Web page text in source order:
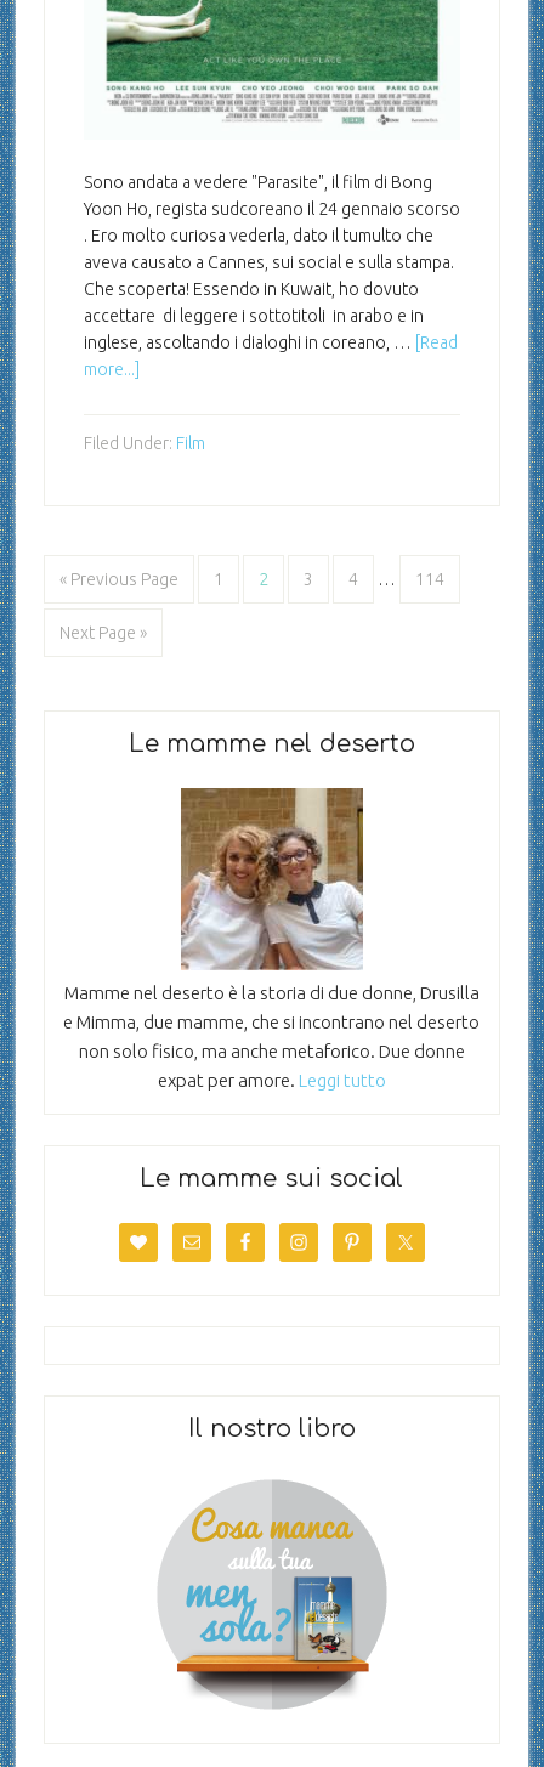
Sono andata a vedere "Parasite", il film di Bong
Yoon Ho, regista sudcoreano il 24 gennaio scorso
. Ero molto curiosa vederla, dato il tumulto che
aveva causato a Cannes, sui social e sulla stampa.
Che scoperta! Essendo in Kuwait, ho dovuto
accettare di leggere i sottotitoli in arabo e in
inglese, ascoltando i dialoghi in coreano, …
[Read
more...]
Filed Under: Film
« Previous Page 1 2 3 4 … 114
Next Page »
Le mamme nel deserto
Mamme nel deserto è la storia di due donne, Drusilla
e Mimma, due mamme, che si incontrano nel deserto
non solo fisico, ma anche metaforico. Due donne
expat per amore. Leggi tutto
Le mamme sui social
Il nostro libro